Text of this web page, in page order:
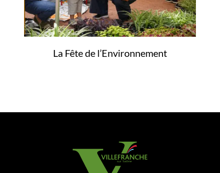
La Fête de l’Environnement